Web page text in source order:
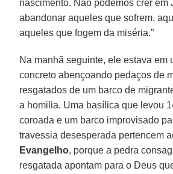
nascimento. Não podemos crer em
abandonar aqueles que sofrem,
aqueles que fogem da miséria.”
Na manhã seguinte, ele estava em
concreto abençoando pedaços de
resgatados de um barco de
a homilia. Uma basílica que levou
coroada e um barco improvisado
travessia desesperada pertencem
Evangelho, porque a pedra
resgatada apontam para o Deus